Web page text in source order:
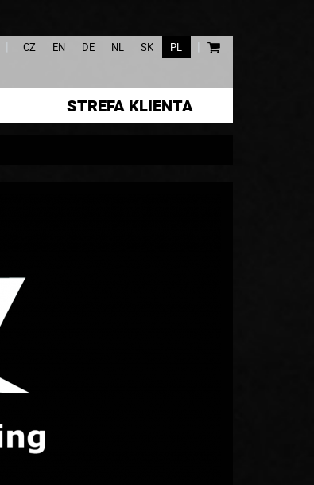
| CZ EN DE NL SK PL |
STREFA KLIENTA